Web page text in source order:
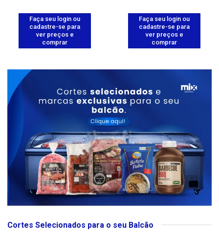
Faça seu login ou
cadastre-se para
ver preços e
comprar
Faça seu login ou
cadastre-se para
ver preços e
comprar
Cortes Selecionados para o seu Balcão